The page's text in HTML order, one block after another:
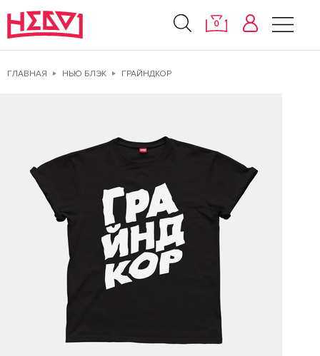
0
ГЛАВНАЯ НЬЮ БЛЭК ГРАЙНДКОР